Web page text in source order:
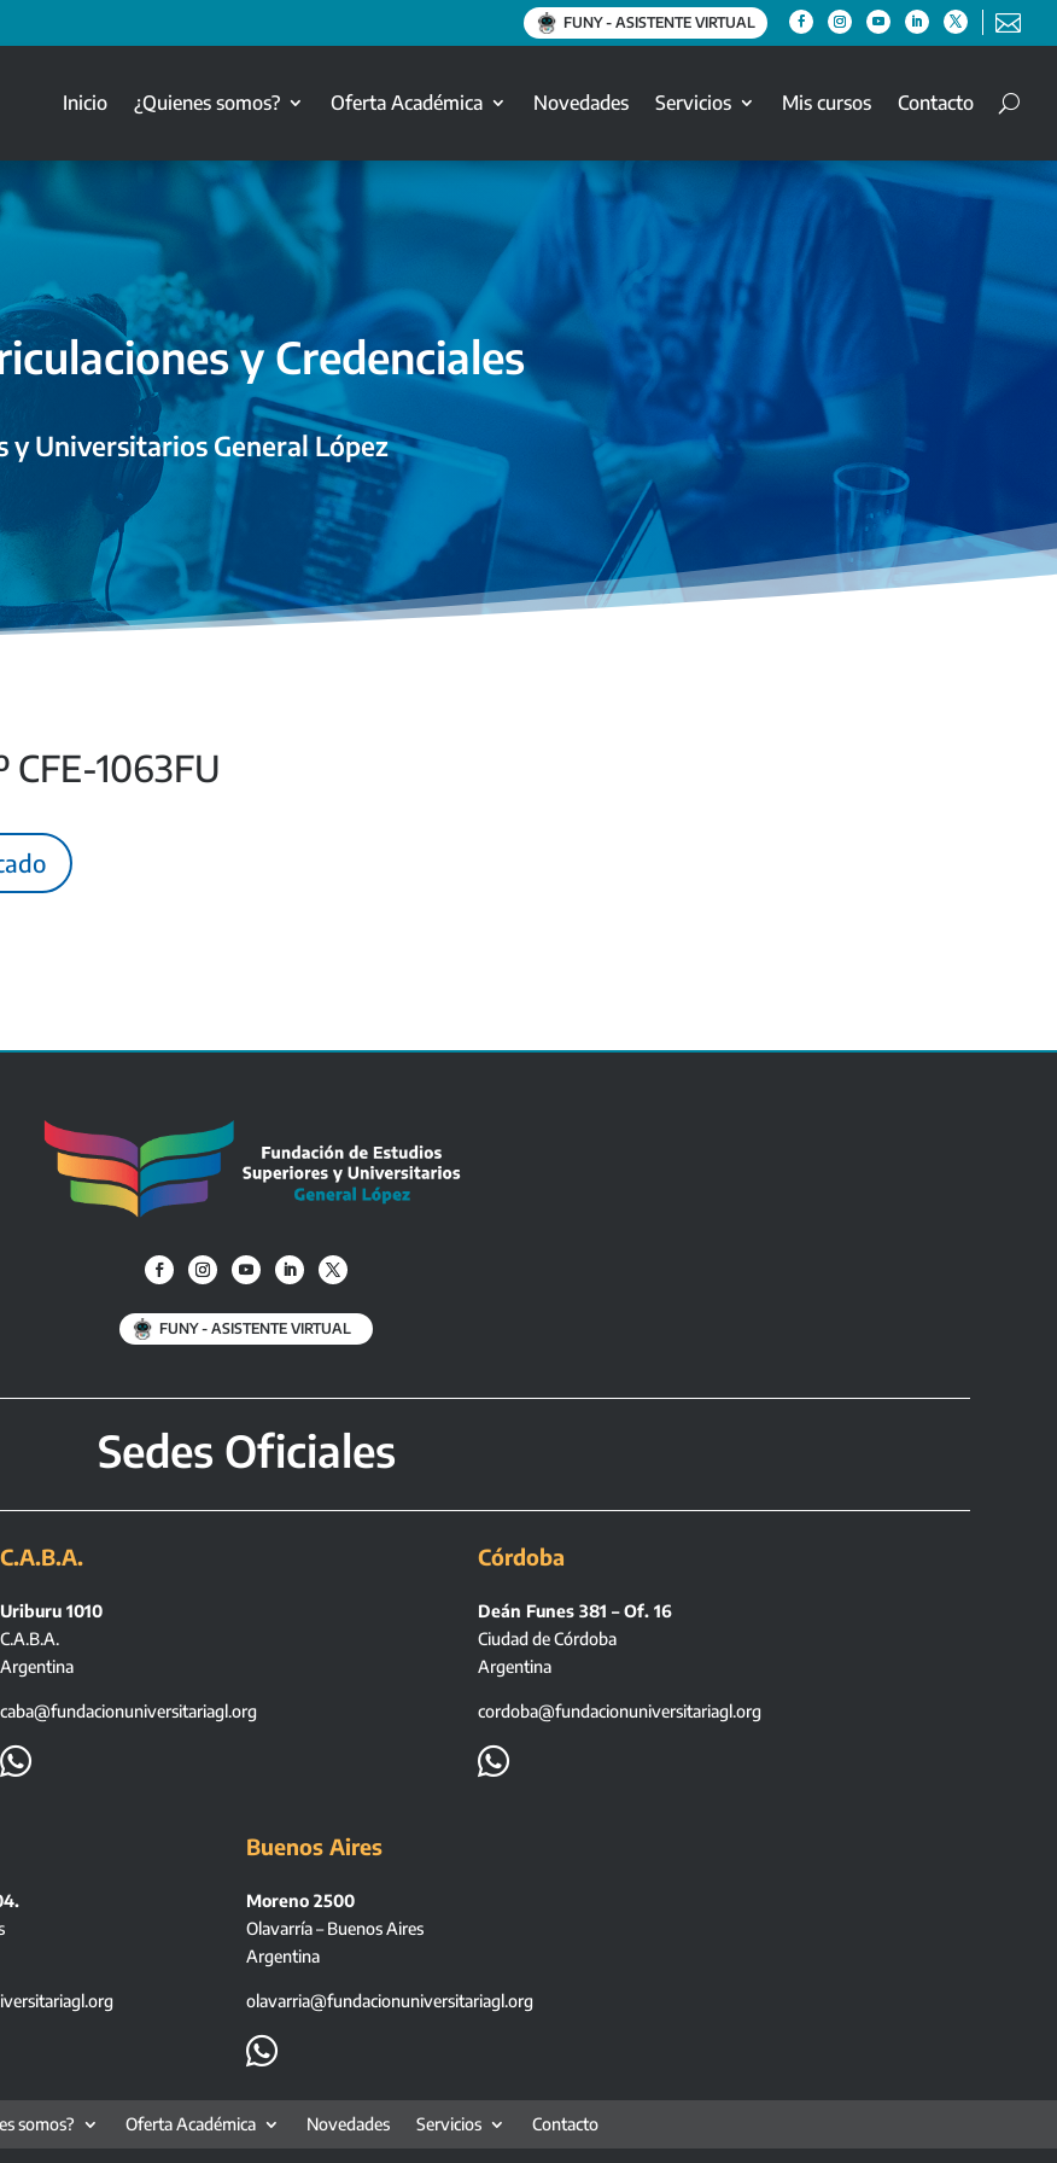
FUNY - ASISTENTE VIRTUAL 
Inicio ¿Quienes somos? Oferta Académica Novedades Servicios Mis cursos Contacto
y Credenciales
y Universitarios General López
CFE-1063FU
FUNY - ASISTENTE VIRTUAL
Sedes Oficiales
C.A.B.A.
Uriburu 1010
C.A.B.A.
Argentina
caba@fundacionuniversitariagl.org

Córdoba
Deán Funes 381 – Of. 16
Ciudad de Córdoba
Argentina
cordoba@fundacionuniversitariagl.org

Buenos Aires
Moreno 2500
Olavarría – Buenos Aires
Argentina
olavarria@fundacionuniversitariagl.org

somos? Oferta Académica Novedades Servicios Contacto